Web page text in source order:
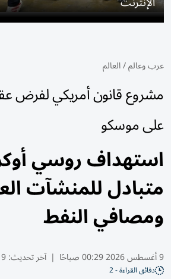
عرب وعالم/العالم
مشروع قانون أمريكي لفرض
على موسكو
استهداف روسي
متبادل للمنشآت
ومصافي النفط
9 أغسطس 2026 00:29 صباحًا | آخر تحديث:9 أغسطس 00:30 2026
دقائق القراءة - 2